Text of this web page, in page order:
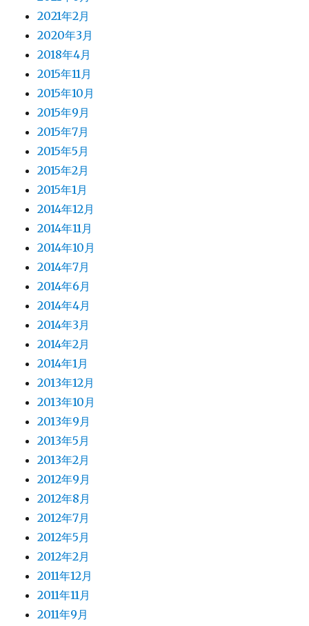
2021年2月
2020年3月
2018年4月
2015年11月
2015年10月
2015年9月
2015年7月
2015年5月
2015年2月
2015年1月
2014年12月
2014年11月
2014年10月
2014年7月
2014年6月
2014年4月
2014年3月
2014年2月
2014年1月
2013年12月
2013年10月
2013年9月
2013年5月
2013年2月
2012年9月
2012年8月
2012年7月
2012年5月
2012年2月
2011年12月
2011年11月
2011年9月